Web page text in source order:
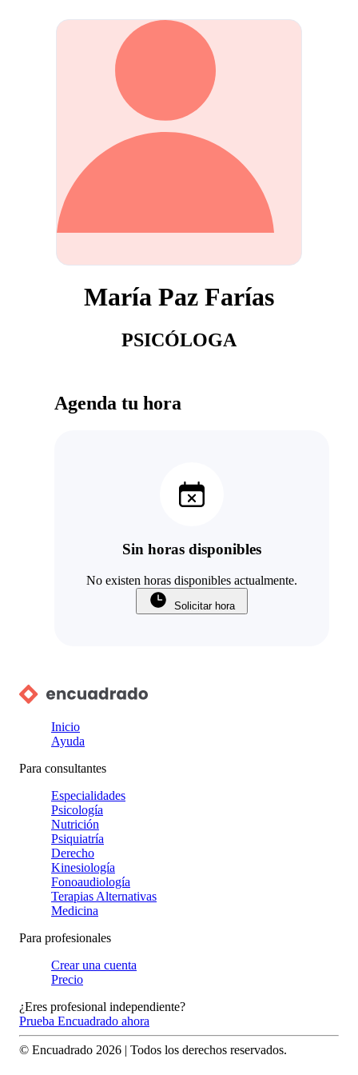
María Paz Farías
PSICÓLOGA
Agenda tu hora
Sin horas disponibles
No existen horas disponibles actualmente.
Solicitar hora
Inicio
Ayuda
Para consultantes
Especialidades
Psicología
Nutrición
Psiquiatría
Derecho
Kinesiología
Fonoaudiología
Terapias Alternativas
Medicina
Para profesionales
Crear una cuenta
Precio
¿Eres profesional independiente?
Prueba Encuadrado ahora
© Encuadrado 2026 | Todos los derechos reservados.